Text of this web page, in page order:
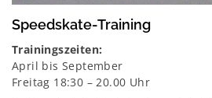
Speedskate-Training
Trainingszeiten:
April bis September
Freitag 18:30 – 20.00 Uhr